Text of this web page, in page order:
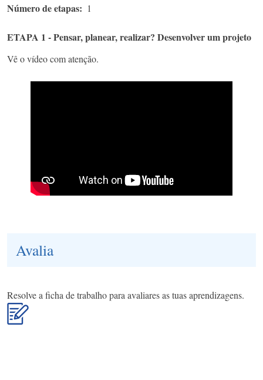
Número de etapas 1
ETAPA 1 - Pensar, planear, realizar? Desenvolver um projeto
Vê o vídeo com atenção.
Avalia
Resolve a ficha de trabalho para avaliares as tuas aprendizagens.